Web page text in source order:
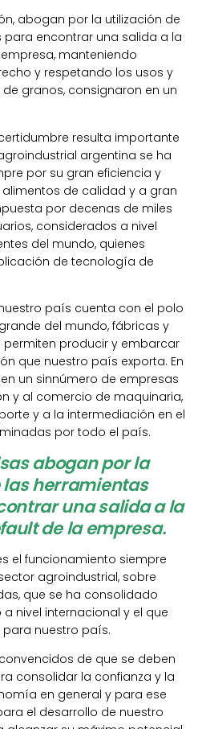
abogan por la utilización de
encontrar una salida a la
manteniendo
y respetando los usos y
granos, consignaron en un
resulta importante
argentina se ha
por su gran eficiencia y
de calidad y a gran
por decenas de miles
considerados a nivel
del mundo, quienes
de tecnología de
país cuenta con el polo
del mundo, fábricas y
producir y embarcar
que nuestro país exporta. En
un sinnúmero de empresas
y al comercio de maquinaria,
y a la intermediación en el
por todo el país.
abogan por la
herramientas
una salida a la
de la empresa.
el funcionamiento siempre
agroindustrial, sobre
que se ha consolidado
nivel internacional y el que
nuestro país.
de que se deben
consolidar la confianza y la
en general y para ese
el desarrollo de nuestro